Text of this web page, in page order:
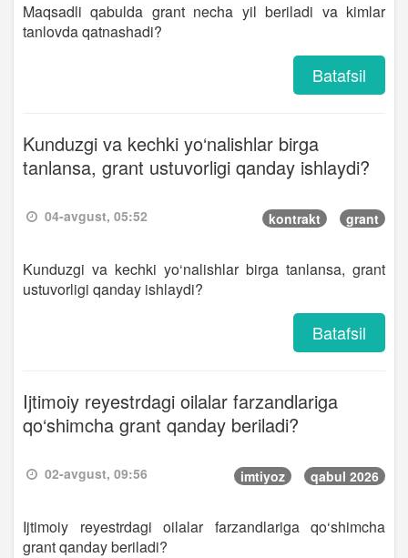
Maqsadli qabulda grant necha yil beriladi va kimlar
tanlovda qatnashadi?
Batafsil
Kunduzgi va kechki yo‘nalishlar birga
tanlansa, grant ustuvorligi qanday ishlaydi?
04-avgust, 05:52 kontrakt grant
Kunduzgi va kechki yo‘nalishlar birga tanlansa, grant
ustuvorligi qanday ishlaydi?
Batafsil
Ijtimoiy reyestrdagi oilalar farzandlariga
qo‘shimcha grant qanday beriladi?
02-avgust, 09:56 imtiyoz qabul 2026
Ijtimoiy reyestrdagi oilalar farzandlariga qo‘shimcha
grant qanday beriladi?